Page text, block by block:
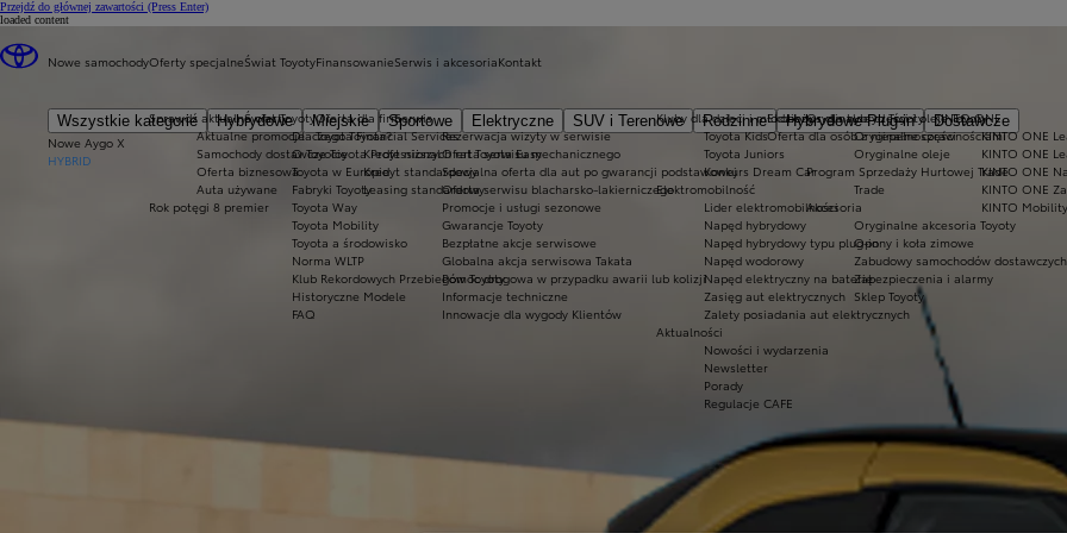
Przejdź do głównej zawartości (Press Enter)
Nowe samochody
Wszystkie kategorie Hybrydowe Miejskie Sportowe Elektryczne SUV i Terenowe Rodzinne Hybrydowe Plug-in
Dostawcze
Nowe Aygo X
HYBRID
Oferty specjalne
Sprawdź aktualne oferty
Aktualne promocje
Samochody dostawcze Toyota Professional
Oferta biznesowa
Auta używane
Rok potęgi 8 premier
Ekobonus dla hybryd Toyoty
Oferta dla osób z niepełnosprawnościami
Świat Toyoty
Świat Toyoty
Dlaczego Toyota?
O Toyocie
Toyota w Europie
Fabryki Toyoty
Toyota Way
Toyota Mobility
Toyota a środowisko
Norma WLTP
Klub Rekordowych Przebiegów Toyoty
Historyczne Modele
FAQ
Kluby dla dzieci i młodzieży
Toyota Kids
Toyota Juniors
Konkurs Dream Car
Elektromobilność
Lider elektromobilności
Napęd hybrydowy
Napęd hybrydowy typu plug-in
Napęd wodorowy
Napęd elektryczny na baterię
Zasięg aut elektrycznych
Zalety posiadania aut elektrycznych
Aktualności
Nowości i wydarzenia
Newsletter
Porady
Regulacje CAFE
Finansowanie
Oferta dla firm
Toyota Financial Services
Kredyt niższych rat Toyota Easy
Kredyt standardowy
Leasing standardowy
KINTO ONE
KINTO ONE
KINTO ONE
KINTO ONE
KINTO ONE
KINTO Mobility
Serwis i akcesoria
Serwis
Rezerwacja wizyty w serwisie
Oferta serwisu mechanicznego
Specjalna oferta dla aut po gwarancji podstawowej
Oferta serwisu blacharsko-lakierniczego
Promocje i usługi sezonowe
Gwarancje Toyoty
Bezpłatne akcje serwisowe
Globalna akcja serwisowa Takata
Pomoc drogowa w przypadku awarii lub kolizji
Informacje techniczne
Innowacje dla wygody Klientów
Oryginalne części i oleje Toyoty
Oryginalne części
Oryginalne oleje
Program Sprzedaży Hurtowej Trade
Trade
Akcesoria
Oryginalne akcesoria Toyoty
Opony i koła zimowe
Zabudowy samochodów dostawczych
Zabezpieczenia i alarmy
Sklep Toyoty
Kontakt
loaded content